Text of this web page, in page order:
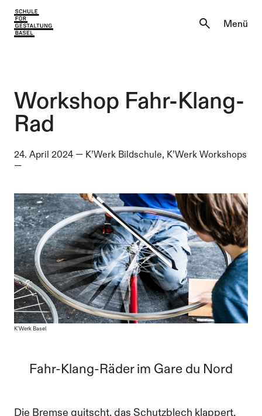
Einblicke
Lernen & Entdecken
Über uns
Institutionen
Menü
Aktuell
Lernen & Entdecken
Über uns
Institutionen
Workshop Fahr-Klang-
Rad
24. April 2024 — K’Werk Bildschule, K’Werk Workshops
—
K'Werk Basel
Fahr-Klang-Räder im Gare du Nord
Die Bremse quitscht, das Schutzblech klappert.